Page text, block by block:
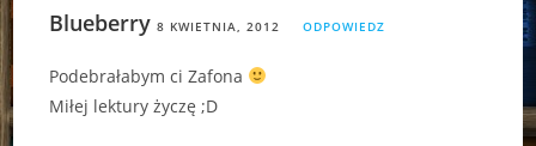
Blueberry 8 KWIETNIA, 2012 ODPOWIEDZ
Podebrałabym ci Zafona
Miłej lektury życzę ;D